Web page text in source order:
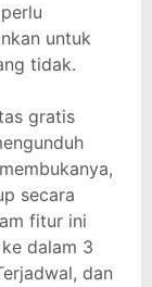
untuk
tidak.
gratis
secara
fitur ini
dalam 3
dan